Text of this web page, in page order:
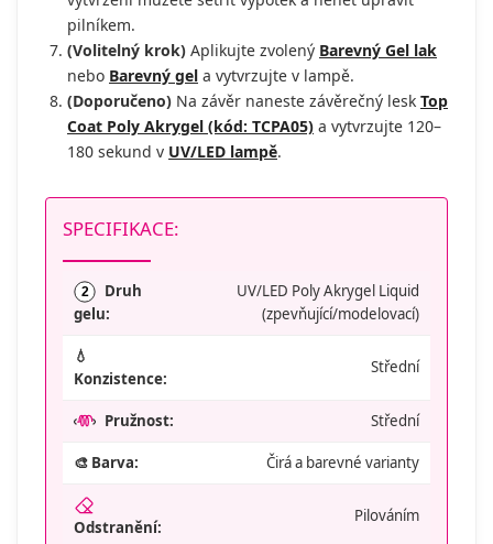
pilníkem.
(Volitelný krok) Aplikujte zvolený Barevný Gel lak
nebo Barevný gel a vytvrzujte v lampě.
(Doporučeno) Na závěr naneste závěrečný lesk Top
Coat Poly Akrygel (kód: TCPA05) a vytvrzujte 120–
180 sekund v UV/LED lampě.
SPECIFIKACE:
2
Druh
gelu:
UV/LED Poly Akrygel Liquid
(zpevňující/modelovací)
💧
Konzistence:
Střední
Pružnost: Střední
🎨 Barva: Čirá a barevné varianty
Odstranění:
Pilováním